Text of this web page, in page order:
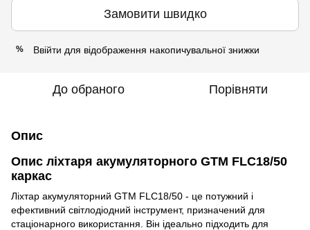
Замовити швидко
% Ввійти для відображення накопичувальної знижки
До обраного Порівняти
Опис
Опис ліхтаря акумуляторного GTM FLC18/50
каркас
Ліхтар акумуляторний GTM FLC18/50 - це потужний і
ефективний світлодіодний інструмент, призначений для
стаціонарного використання. Він ідеально підходить для